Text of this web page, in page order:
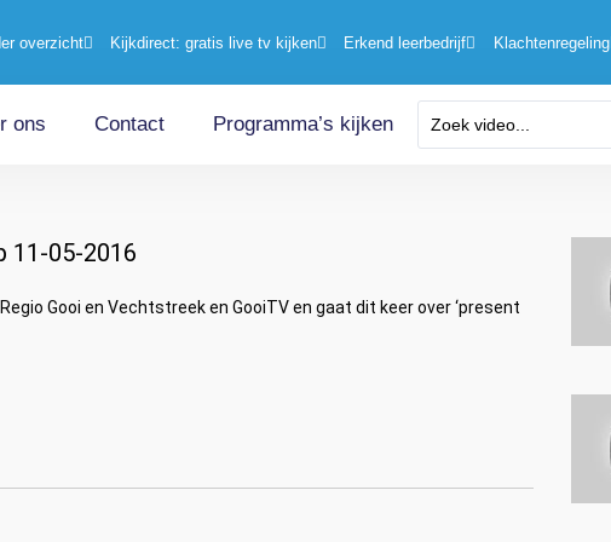
overzicht Kijkdirect: gratis live tv kijken Erkend leerbedrijf Klachtenregeling
ons Contact Programma’s kijken
11-05-2016
Gooi en Vechtstreek en GooiTV en gaat dit keer over ‘present